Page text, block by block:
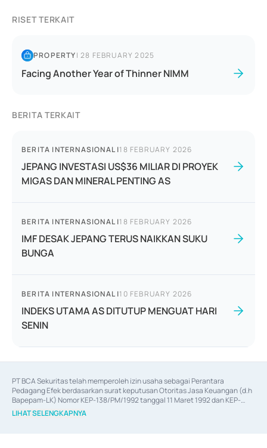
RISET TERKAIT
PROPERTY|28 FEBRUARY 2025
Facing Another Year of Thinner NIMM
BERITA TERKAIT
BERITA INTERNASIONAL |18 FEBRUARY 2026
JEPANG INVESTASI US$36 MILIAR DI PROYEK
MIGAS DAN MINERAL PENTING AS
BERITA INTERNASIONAL |18 FEBRUARY 2026
IMF DESAK JEPANG TERUS NAIKKAN SUKU
BUNGA
BERITA INTERNASIONAL |10 FEBRUARY 2026
INDEKS UTAMA AS DITUTUP MENGUAT HARI
SENIN
PT BCA Sekuritas telah memperoleh izin usaha sebagai Perantara
Pedagang Efek berdasarkan surat keputusan Otoritas Jasa Keuangan (d.h
Bapepam-LK) Nomor KEP-138/PM/1992 tanggal 11 Maret 1992 dan KEP-
06/D.04/2014 tanggal 28 Februari 2014, izin usaha sebagai Penjamin Emisi
Efek berdasarkan surat keputusan Otoritas Jasa Keuangan Nomor KEP-
LIHAT SELENGKAPNYA